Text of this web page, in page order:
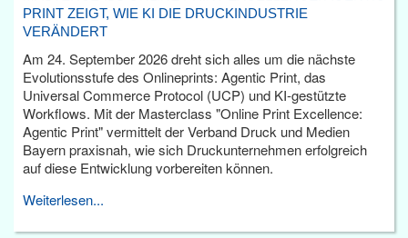
PRINT ZEIGT, WIE KI DIE DRUCKINDUSTRIE
VERÄNDERT
Am 24. September 2026 dreht sich alles um die nächste
Evolutionsstufe des Onlineprints: Agentic Print, das
Universal Commerce Protocol (UCP) und KI-gestützte
Workflows. Mit der Masterclass "Online Print Excellence:
Agentic Print" vermittelt der Verband Druck und Medien
Bayern praxisnah, wie sich Druckunternehmen erfolgreich
auf diese Entwicklung vorbereiten können.
Weiterlesen...